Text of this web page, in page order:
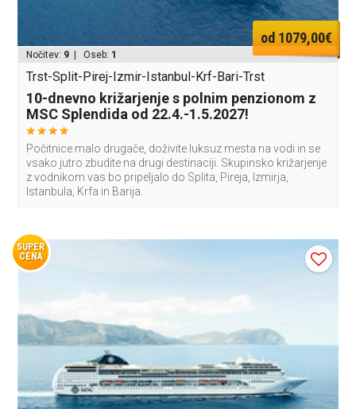
od 1079,00€
Nočitev: 9 | Oseb: 1
Trst-Split-Pirej-Izmir-Istanbul-Krf-Bari-Trst
10-dnevno križarjenje s polnim penzionom z
MSC Splendida od 22.4.-1.5.2027!
Počitnice malo drugače, doživite luksuz mesta na vodi in se
vsako jutro zbudite na drugi destinaciji. Skupinsko križarjenje
z vodnikom vas bo pripeljalo do Splita, Pireja, Izmirja,
Istanbula, Krfa in Barija.
SUPER
CENA